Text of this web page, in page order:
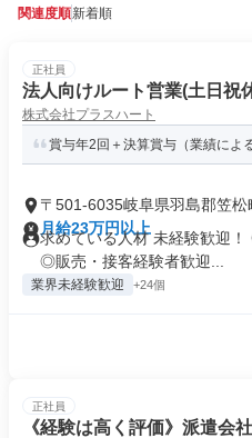
関連度順新着順
正社員
法人向けルート営業(土日祝
株式会社プラスハート
賞与年2回＋決算賞与（業績によ
〒501-6035岐阜県羽島郡笠松
月給23万円以上
求めている人材 未経験歓迎
◎販売・接客経験者歓迎...
業界未経験歓迎 +24個
正社員
《経験は高く評価》派遣会